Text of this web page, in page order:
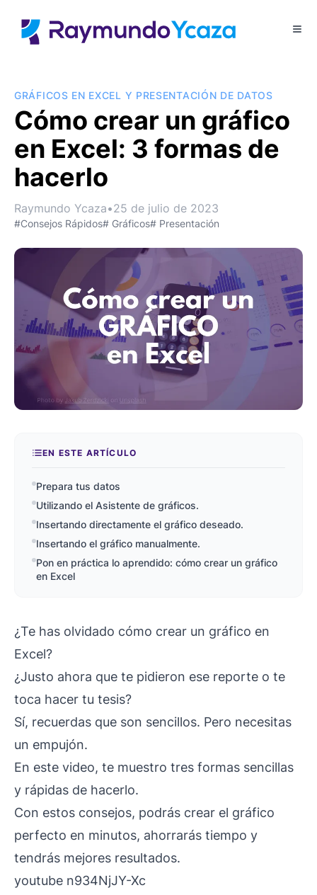
GRÁFICOS EN EXCEL Y PRESENTACIÓN DE DATOS
Cómo crear un gráfico
en Excel: 3 formas de
hacerlo
Raymundo Ycaza•25 de julio de 2023
#Consejos Rápidos# Gráficos# Presentación
EN ESTE ARTÍCULO
Prepara tus datos
Utilizando el Asistente de gráficos.
Insertando directamente el gráfico deseado.
Insertando el gráfico manualmente.
Pon en práctica lo aprendido: cómo crear un gráfico
en Excel
¿Te has olvidado cómo crear un gráfico en
Excel?
¿Justo ahora que te pidieron ese reporte o te
toca hacer tu tesis?
Sí, recuerdas que son sencillos. Pero necesitas
un empujón.
En este video, te muestro tres formas sencillas
y rápidas de hacerlo.
Con estos consejos, podrás crear el gráfico
perfecto en minutos, ahorrarás tiempo y
tendrás mejores resultados.
youtube n934NjJY-Xc